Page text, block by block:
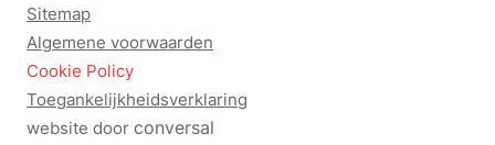
Sitemap
Algemene voorwaarden
Cookie Policy
Toegankelijkheidsverklaring
website door conversal